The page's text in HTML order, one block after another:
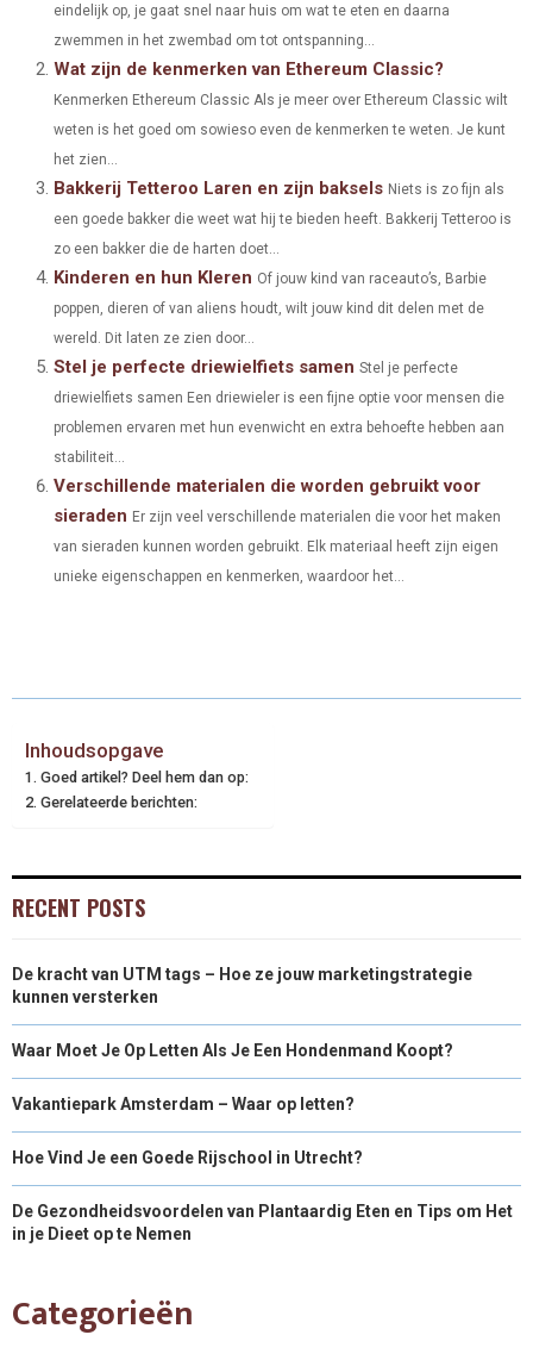
R
O
W
T
E
R
)
R
O
E
O
K
R
O
T
E
R
S
T
R
O
K
E
D
N
O
eindelijk op, je gaat snel naar huis om wat te eten en daarna
zwemmen in het zwembad om tot ontspanning...
Wat zijn de kenmerken van Ethereum Classic?
Kenmerken Ethereum Classic Als je meer over Ethereum Classic wilt
weten is het goed om sowieso even de kenmerken te weten. Je kunt
het zien...
Bakkerij Tetteroo Laren en zijn baksels Niets is zo fijn als
een goede bakker die weet wat hij te bieden heeft. Bakkerij Tetteroo is
zo een bakker die de harten doet...
Kinderen en hun Kleren Of jouw kind van raceauto’s, Barbie
poppen, dieren of van aliens houdt, wilt jouw kind dit delen met de
wereld. Dit laten ze zien door...
Stel je perfecte driewielfiets samen Stel je perfecte
driewielfiets samen Een driewieler is een fijne optie voor mensen die
problemen ervaren met hun evenwicht en extra behoefte hebben aan
stabiliteit...
Verschillende materialen die worden gebruikt voor
sieraden Er zijn veel verschillende materialen die voor het maken
van sieraden kunnen worden gebruikt. Elk materiaal heeft zijn eigen
unieke eigenschappen en kenmerken, waardoor het...
Inhoudsopgave
Goed artikel? Deel hem dan op:
Gerelateerde berichten:
RECENT POSTS
De kracht van UTM tags – Hoe ze jouw marketingstrategie
kunnen versterken
Waar Moet Je Op Letten Als Je Een Hondenmand Koopt?
Vakantiepark Amsterdam – Waar op letten?
Hoe Vind Je een Goede Rijschool in Utrecht?
De Gezondheidsvoordelen van Plantaardig Eten en Tips om Het
in je Dieet op te Nemen
Categorieën